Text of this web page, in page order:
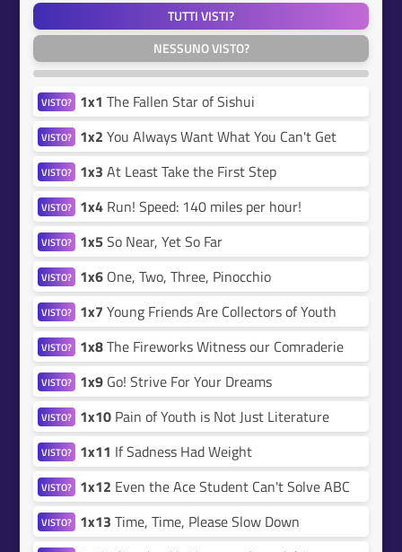
TUTTI VISTI?
NESSUNO VISTO?
VISTO? 1x1 The Fallen Star of Sishui
VISTO? 1x2 You Always Want What You Can't Get
VISTO? 1x3 At Least Take the First Step
VISTO? 1x4 Run! Speed: 140 miles per hour!
VISTO? 1x5 So Near, Yet So Far
VISTO? 1x6 One, Two, Three, Pinocchio
VISTO? 1x7 Young Friends Are Collectors of Youth
VISTO? 1x8The Fireworks Witness our Comraderie
VISTO? 1x9 Go! Strive For Your Dreams
VISTO? 1x10 Pain of Youth is Not Just Literature
VISTO? 1x11 If Sadness Had Weight
VISTO? 1x12 Even the Ace Student Can't Solve ABC
VISTO? 1x13 Time, Time, Please Slow Down